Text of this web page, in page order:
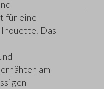
für eine
Das
am